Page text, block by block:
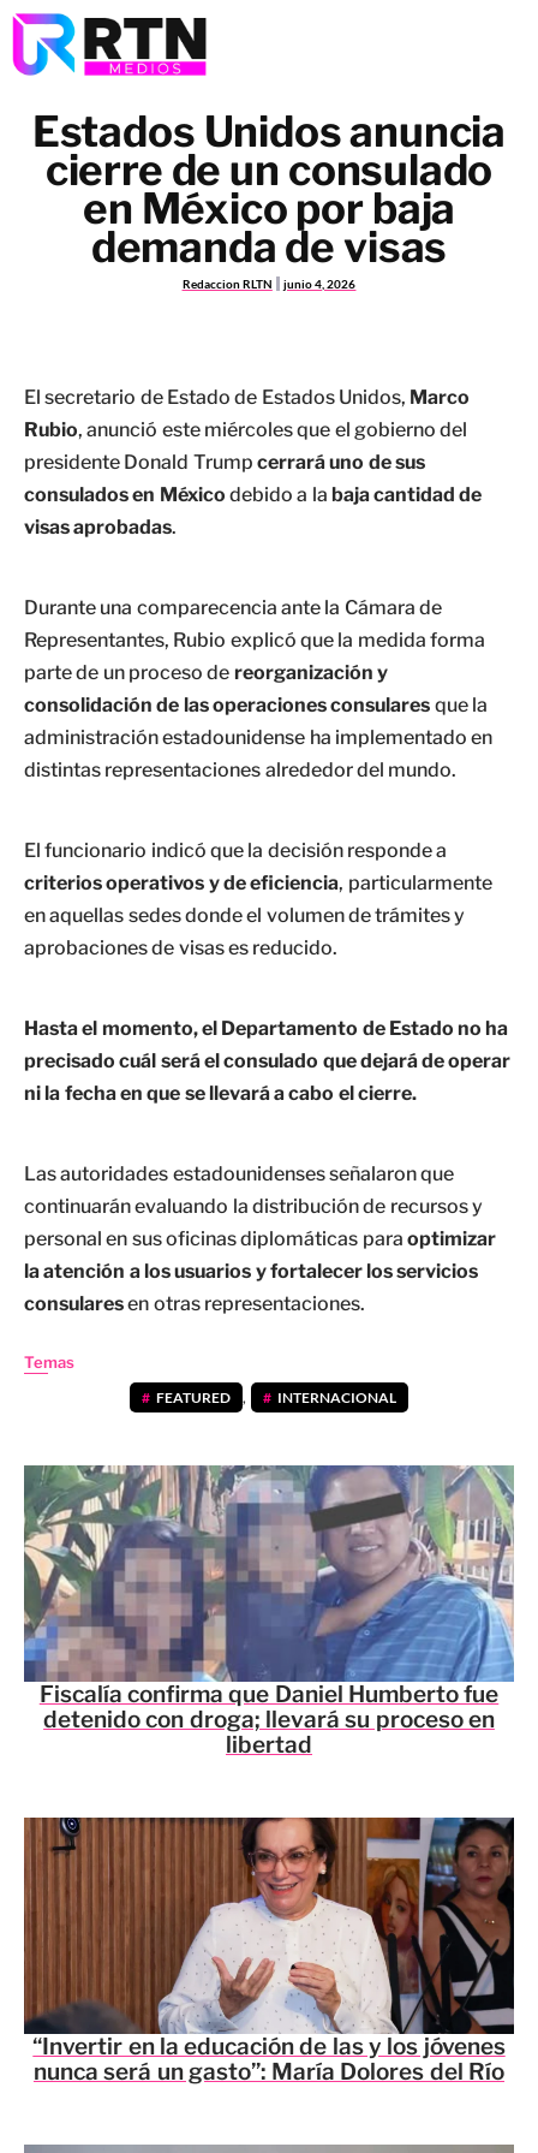
Estados Unidos anuncia
cierre de un consulado
en México por baja
demanda de visas
Redaccion RLTN junio 4, 2026
El secretario de Estado de Estados Unidos, Marco
Rubio, anunció este miércoles que el gobierno del
presidente Donald Trump cerrará uno de sus
consulados en México debido a la baja cantidad de
visas aprobadas.
Durante una comparecencia ante la Cámara de
Representantes, Rubio explicó que la medida forma
parte de un proceso de reorganización y
consolidación de las operaciones consulares que la
administración estadounidense ha implementado en
distintas representaciones alrededor del mundo.
El funcionario indicó que la decisión responde a
criterios operativos y de eficiencia, particularmente
en aquellas sedes donde el volumen de trámites y
aprobaciones de visas es reducido.
Hasta el momento, el Departamento de Estado no ha
precisado cuál será el consulado que dejará de operar
ni la fecha en que se llevará a cabo el cierre.
Las autoridades estadounidenses señalaron que
continuarán evaluando la distribución de recursos y
personal en sus oficinas diplomáticas para optimizar
la atención a los usuarios y fortalecer los servicios
consularesen otras representaciones.
Temas
FEATURED , INTERNACIONAL
Fiscalía confirma que Daniel Humberto fue
detenido con droga; llevará su proceso en
libertad
“Invertir en la educación de las y los jóvenes
nunca será un gasto”: María Dolores del Río